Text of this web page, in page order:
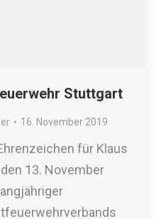
Stuttgart
16. November 2019
für Klaus
13. November